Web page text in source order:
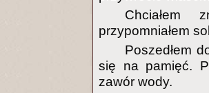
Chciałem
przypomniałem
Poszedłem
się na pamięć.
zawór wody.